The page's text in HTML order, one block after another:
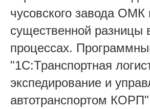
чусовского завода ОМК
существенной разницы
процессах.
"1С:Транспортная
экспедирование и
автотранспортом